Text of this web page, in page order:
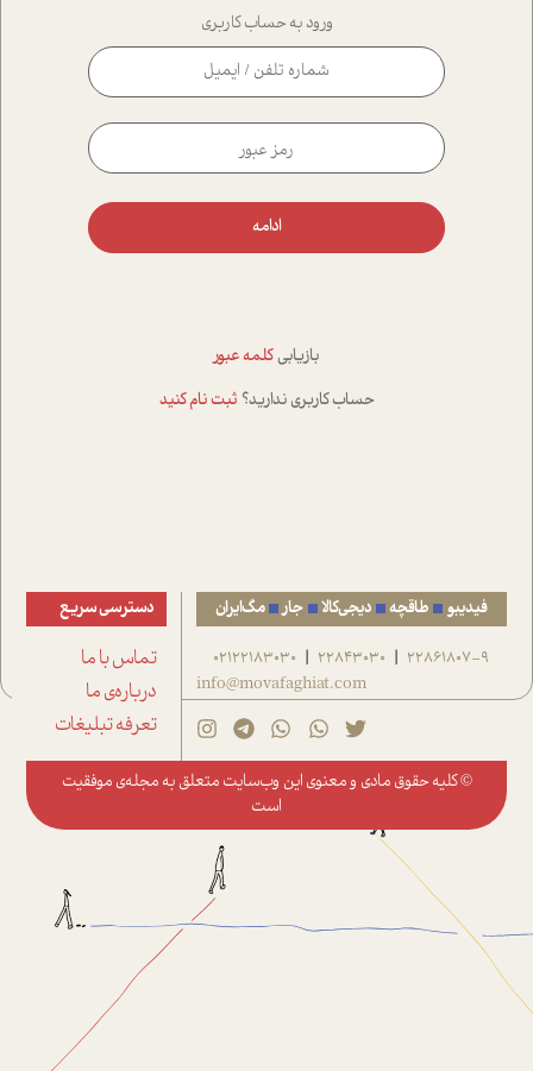
ورود به حساب کاربری
ادامه
بازیابی کلمه عبور
حساب کاربری ندارید؟ ثبت نام کنید
فیدیبو طاقچه دیجی‌کالا جار مگ‌ایران
22861807-9
|
22843030
|
02122183030
info@movafaghiat.com
دسترسی سریع
تماس با ما
درباره‌ی ما
تعرفه تبلیغات
© کلیه حقوق مادی و معنوی این وب‌سایت متعلق به مجله‌ی موفقیت
است